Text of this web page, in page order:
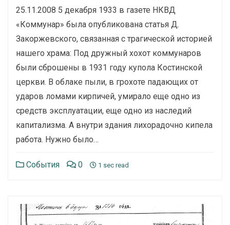
25.11.2008 5 декабря 1933 в газете НКВД
«Коммунар» была опубликована статья Д.
Закоржевского, связанная с трагической историей
нашего храма: Под дружный хохот коммунаров
были сброшены в 1931 году купола Костинской
церкви. В облаке пыли, в грохоте падающих от
ударов ломами кирпичей, умирало еще одно из
средств эксплуатации, еще одно из наследий
капитализма. А внутри здания лихорадочно кипела
работа. Нужно было…
События 0 1 sec read